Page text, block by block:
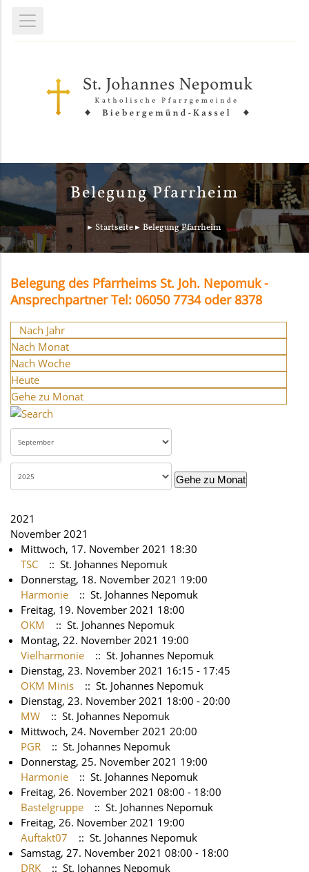
Belegung Pfarrheim
Startseite Belegung Pfarrheim
Belegung des Pfarrheims St. Joh. Nepomuk -
Ansprechpartner Tel: 06050 7734 oder 8378
Nach Jahr
Nach Monat
Nach Woche
Heute
Gehe zu Monat
Gehe zu Monat
2021
November 2021
Mittwoch, 17. November 2021 18:30
TSC
:: St. Johannes Nepomuk
Donnerstag, 18. November 2021 19:00
Harmonie
:: St. Johannes Nepomuk
Freitag, 19. November 2021 18:00
OKM
:: St. Johannes Nepomuk
Montag, 22. November 2021 19:00
Vielharmonie
:: St. Johannes Nepomuk
Dienstag, 23. November 2021 16:15 - 17:45
OKM Minis
:: St. Johannes Nepomuk
Dienstag, 23. November 2021 18:00 - 20:00
MW
:: St. Johannes Nepomuk
Mittwoch, 24. November 2021 20:00
PGR
:: St. Johannes Nepomuk
Donnerstag, 25. November 2021 19:00
Harmonie
:: St. Johannes Nepomuk
Freitag, 26. November 2021 08:00 - 18:00
Bastelgruppe
:: St. Johannes Nepomuk
Freitag, 26. November 2021 19:00
Auftakt07
:: St. Johannes Nepomuk
Samstag, 27. November 2021 08:00 - 18:00
DRK
:: St. Johannes Nepomuk